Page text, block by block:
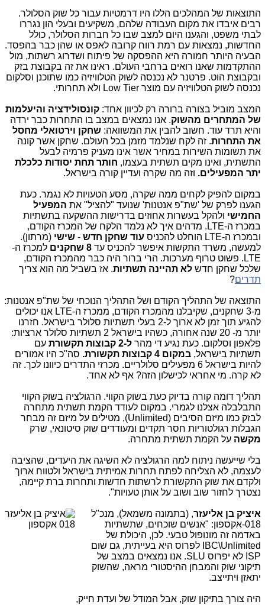
התוצאות של המהלכים הללו היו דרמטיות עבור כל שוק הסלולר.
רבים איבדו את מקום העבודה שלהם, משקיעים ובעלי הון נגררו
לבתי משפט, והגענו היום למצב שבו כל חברות הסלולר, כולל
החדשות, נמצאות עם רמת רווח קרובה לאפס או שהן כבר בהפסד.
הבעיה היותר חמורה היא ההפסקה של פיתוח ושדרוג רשתות, מול
ההתקדמות שאנו רואים ברחבי העולם. ראינו את זה בקבוצת בזק
ובקבוצת הוט. פרטנר לא נכנסה לשוק הטלוויזיה כמו שתוכנן וסלקום
נכנסה לשוק הטלוויזיה עם מוצר Low Tier ולא תחרותי.
המצב מוביל בצורה ברורה רק לכיוון אחד: קונסולידציה והיעלמות
של המתחרים מהשוק. אנו נמצאים במצב בו התחרות כבר ירדה
והיא תרד עוד. חשוב להבין את המשוואה: שחקן וירטואלי מחסל
את התחרות. זה לקח שנלמד מזמן בכל העולם. שחקן אשר קונה
את תשומות השירות במחיר אשר אינו מעניק פרמיה לבעל
התשתית, ואינו מקים תשתית בעצמו, חותר תחת יסודות כלכלת
יתר המפעילים. וזה מה שקרה ועדיין קורה בישראל.
במקום להפיק לקחים ממה שקרה, מסע הטעויות לא נגמר. כעת
הגענו לפרק של 'שת"פ אנטנות' שנועד "להציל" את המפעיל
החמישי ולהקל בעשרות אחוזים בדרישות ההשקעה בתשתיות
במכרז ה-LTE. מדהים איך לא נלמד הלקח של המכרז הקודם,
ובמכרז ה-LTE הוחלט להכניס
עוד שחקן חדש - שישי (מרתון).
למעשה, משרד התקשות איפשר להכניס עד
למכרז ה-
LTE. פשוט טרוף מערכות. הרי ברור היה כבר מהמכרז הקודם,
שלכל שחקן חדש לא תהיינה תשתיות. אז בשביל מה הוא צריך
תדרים?
התוצאה של התהליך הקודם ושל התהליך הנוכחי של שת"פ אנטנות:
מ-3 שחקנים, שקיבלנו מהמכרז הקודם, ממכרז ה-LTE אנו יכולים
להגיע תוך זמן לא ארוך ל-2 בעלי תשתיות סלולר בישראל. חזרנו
יותר מ- 20 שנה אחורה, כשהיו בישראל 2 תשתיות סלולר ארציות:
פלאפון וסלקום. כעת נגיע די מהר ל-2 קבוצות תקשורת
עם
תשתיות בישראל, במקום 4 קבוצות תקשורת.
סה"כ היו אמורים
להיות בישראל 6 מפעילים סלולריים. מכרזי התדרים כיוונו לכך. זה
לא קרה. מי אחראי לכישלון הזה? אף לא אחד.
תהליך דומה קורה בדיוק כעת בשוק הקווי. הרגולציה בשוק הקווי
התבלבלה אצלנו לגמרי. במקום לעודד הקמת תשתית מתחרה
לבזק כמו מיזם הסיבים (Unlimited), מטילים על מיזם זה מבחר
הגבלות רגולטוריות חסר תקדים ומעודדים שוק סיטונאי, שרק
מקשה על הקמת תשתית מתחרה.
בלי שייעשה ניתוח למה הרגולציה לא השיגה את היעדים, שהציבה
לעצמה, לא הצליחה לפתח תחרות אמיתית בישראל ולטווח ארוך
ולקדם את שוק התקשורת לרשתות חדשות ותחרות ברת קיימה,
נצטרך לחזור שוב ושוב על אותן טעויות".
איציק בן אליעזר, (בתמונה משמאל), מנכ"ל
018-אקספון: "אנשים שוכחים, שתשתיות
באדמה זה מונופול טבעי. לכן, היכולת של
IBC\Unlimited לפרוס היא בעייתית, גם שום
ISP לא יפרוס SLU. אנו נמצאים במצב של
תיקוני שוק והמבחן ההיסטורי מראה, שהשוק
יתאזן ויתייצב.
היה צורך בתיקון שוק, אבל המודל של ועדת חייק,